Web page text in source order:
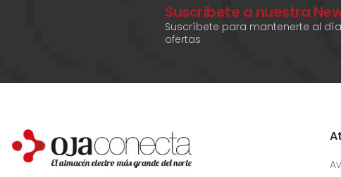
Suscríbete a nuestra
Suscríbete para mantenerte al
ofertas